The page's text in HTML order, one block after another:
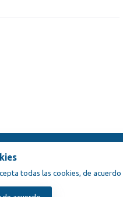
todas las cookies, de